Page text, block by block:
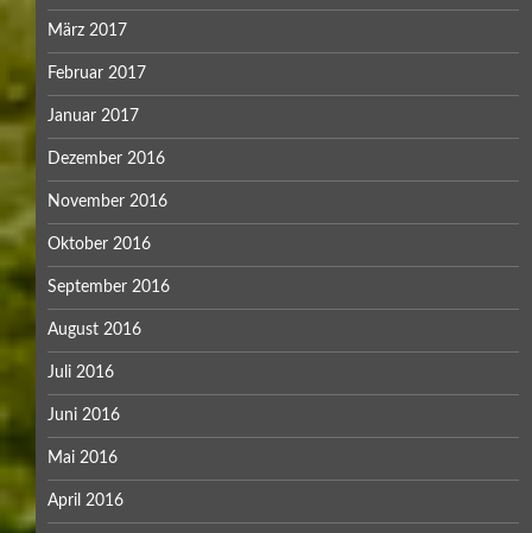
März 2017
Februar 2017
Januar 2017
Dezember 2016
November 2016
Oktober 2016
September 2016
August 2016
Juli 2016
Juni 2016
Mai 2016
April 2016